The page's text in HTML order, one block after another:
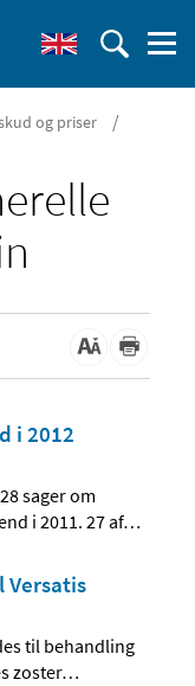
og priser /
i 2012
sager om
i 2011. 27 af…
Versatis
til behandling
zoster…